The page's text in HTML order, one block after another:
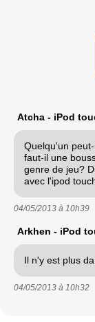
Atcha - iPod
Quelqu'un
faut-il une
genre de jeu?
avec l'ipod
04/05/2013 à 10h39
Arkhen - iPod
Il n'y est plus
04/05/2013 à 10h32